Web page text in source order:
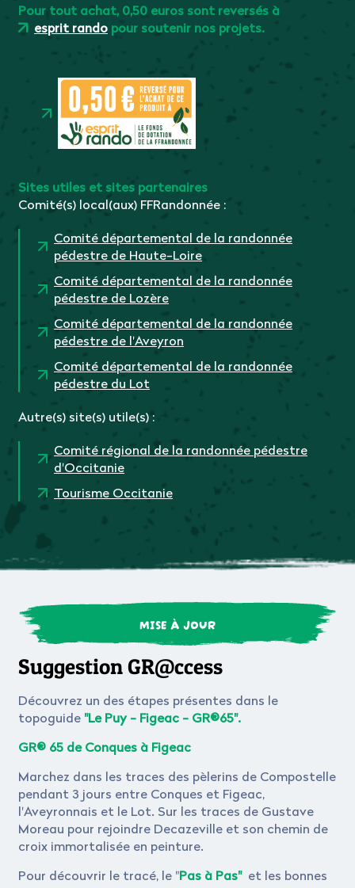
Pour tout achat, 0,50 euros sont reversés à
esprit rando pour soutenir nos projets.
Sites utiles et sites partenaires
Comité(s) local(aux) FFRandonnée :
Comité départemental de la randonnée
pédestre de Haute-Loire
Comité départemental de la randonnée
pédestre de Lozère
Comité départemental de la randonnée
pédestre de l'Aveyron
Comité départemental de la randonnée
pédestre du Lot
Autre(s) site(s) utile(s) :
Comité régional de la randonnée pédestre
d'Occitanie
Tourisme Occitanie
MISE À JOUR
Suggestion GR@ccess
Découvrez un des étapes présentes dans le
topoguide "Le Puy - Figeac - GR®65".
GR® 65 de Conques à Figeac
Marchez dans les traces des pèlerins de Compostelle
pendant 3 jours entre Conques et Figeac,
l'Aveyronnais et le Lot. Sur les traces de Gustave
Moreau pour rejoindre Decazeville et son chemin de
croix immortalisée en peinture.
Pour découvrir le tracé, le "Pas à Pas"et les bonnes